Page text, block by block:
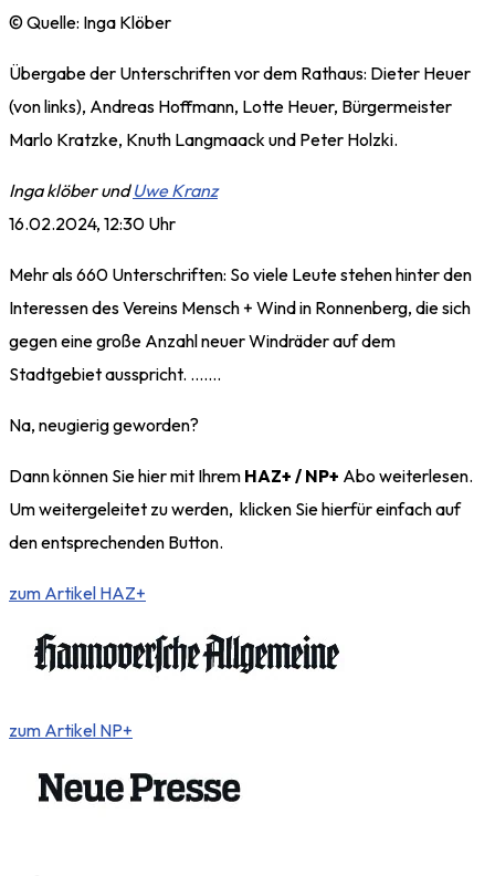
© Quelle: Inga Klöber
Übergabe der Unterschriften vor dem Rathaus: Dieter Heuer
(von links), Andreas Hoffmann, Lotte Heuer, Bürgermeister
Marlo Kratzke, Knuth Langmaack und Peter Holzki.
Inga klöber undUwe Kranz
16.02.2024, 12:30 Uhr
Mehr als 660 Unterschriften: So viele Leute stehen hinter den
Interessen des Vereins Mensch + Wind in Ronnenberg, die sich
gegen eine große Anzahl neuer Windräder auf dem
Stadtgebiet ausspricht. …….
Na, neugierig geworden?
Dann können Sie hier mit Ihrem HAZ+ / NP+ Abo weiterlesen.
Um weitergeleitet zu werden, klicken Sie hierfür einfach auf
den entsprechenden Button.
zum Artikel HAZ+
zum Artikel NP+